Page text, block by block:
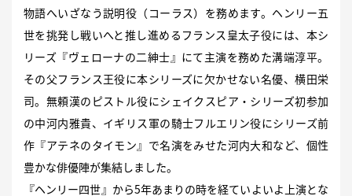
物語へいざなう説明役（コーラス）を務めます。ヘンリー五
世を挑発し戦いへと推し進めるフランス皇太子役には、本シ
リーズ『ヴェローナの二紳士』にて主演を務めた溝端淳平。
その父フランス王役に本シリーズに欠かせない名優、横田栄
司。無頼漢のピストル役にシェイクスピア・シリーズ初参加
の中河内雅貴、イギリス軍の騎士フルエリン役にシリーズ前
作『アテネのタイモン』で名演をみせた河内大和など、個性
豊かな俳優陣が集結しました。
『ヘンリー四世』から5年あまりの時を経ていよいよ上演とな